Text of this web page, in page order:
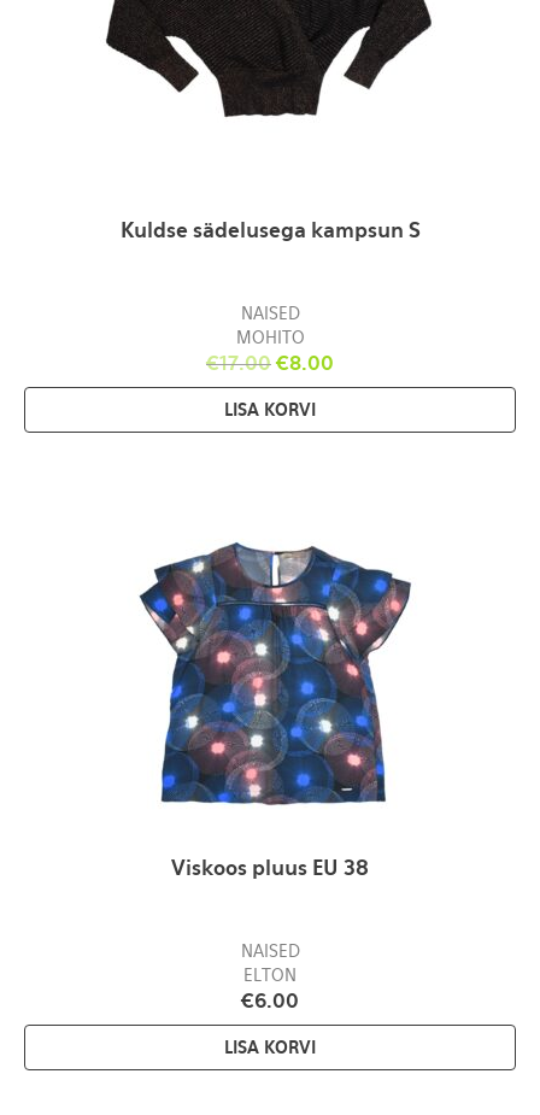
Kuldse sädelusega kampsun S
NAISED
MOHITO
€17.00 €8.00
LISA KORVI
Viskoos pluus EU 38
NAISED
ELTON
€6.00
LISA KORVI